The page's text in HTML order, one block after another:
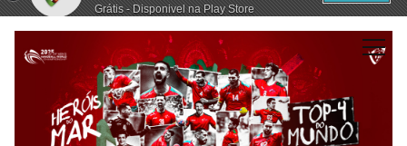
Grátis - Disponivel na Play Store